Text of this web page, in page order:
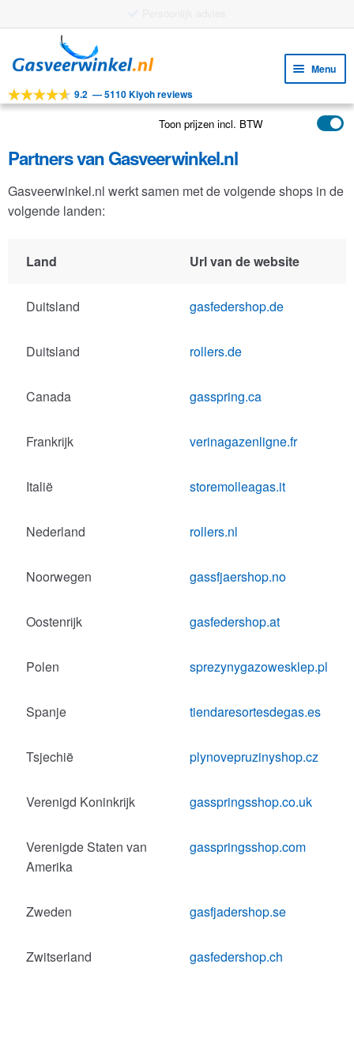
door
navigatie
naar
inhoud
Menu
Tools
Toepassingen
Klantenservice
9.2 —5110 Kiyoh reviews
Toon prijzen incl. BTW
Partners van Gasveerwinkel.nl
Gasveerwinkel.nl werkt samen met de volgende shops in de
volgende landen:
Land Url van de website
Duitsland gasfedershop.de
Duitsland rollers.de
Canada gasspring.ca
Frankrijk verinagazenligne.fr
Italië storemolleagas.it
Nederland rollers.nl
Noorwegen gassfjaershop.no
Oostenrijk gasfedershop.at
Polen sprezynygazowesklep.pl
Spanje tiendaresortesdegas.es
Tsjechië plynovepruzinyshop.cz
Verenigd Koninkrijk gasspringsshop.co.uk
Verenigde Staten van
Amerika
gasspringsshop.com
Zweden gasfjadershop.se
Zwitserland gasfedershop.ch